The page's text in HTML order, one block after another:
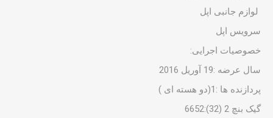
لوازم جانبی اپل
سرویس اپل
خصوصیات اجرایی:
سال عرضه :19 آوریل 2016
پردازنده ها :1(دو هسته ای )
گیک بنچ 2 (32):6652